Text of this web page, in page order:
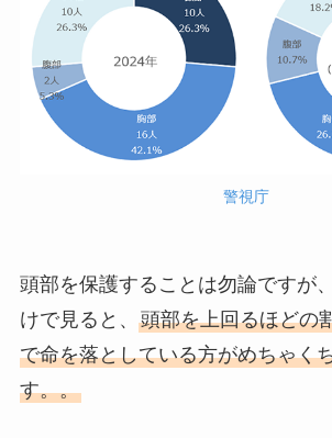
警視庁
頭部を保護することは勿論ですが
けで見ると、 頭部を上回るほどの
で命を落としている方がめちゃく
す。。